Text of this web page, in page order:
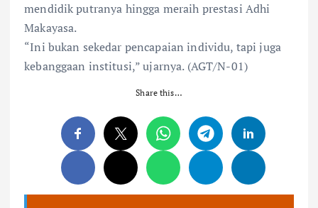
mendidik putranya hingga meraih prestasi Adhi
Makayasa.
“Ini bukan sekedar pencapaian individu, tapi juga
kebanggaan institusi,” ujarnya. (AGT/N-01)
Share this…